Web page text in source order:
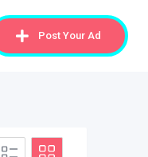
Post Your Ad